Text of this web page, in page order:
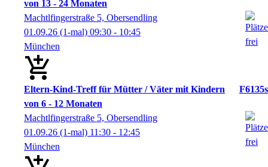
von 13 - 24 Monaten
Machtlfingerstraße 5, Obersendling
01.09.26 (1-mal) 09:30 - 10:45
München
Eltern-Kind-Treff für Mütter / Väter mit Kindern
von 6 - 12 Monaten
F6135s
Machtlfingerstraße 5, Obersendling
01.09.26 (1-mal) 11:30 - 12:45
München